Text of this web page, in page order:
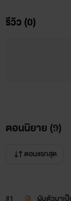
รีวิว (0)
ตอนนิยาย (9)
ตอนแรกสุด